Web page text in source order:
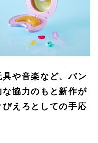
や音楽など、バン
協力のもと新作が
えろとしての手応